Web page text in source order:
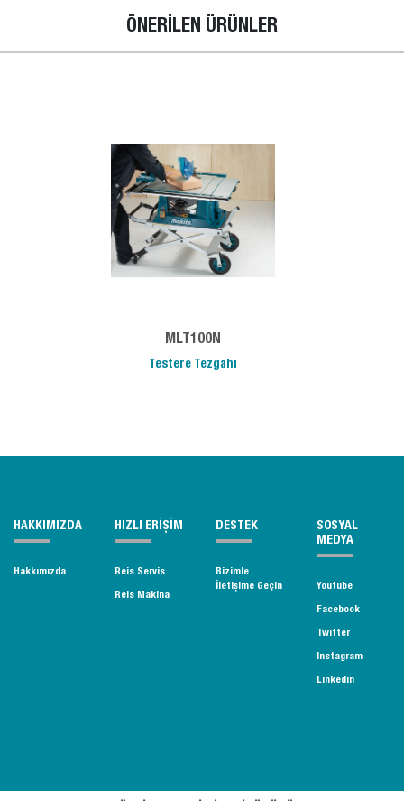
ÖNERİLEN ÜRÜNLER
MLT100N
Testere Tezgahı
HAKKIMIZDA
Hakkımızda
HIZLI ERİŞİM
Reis Servis
Reis Makina
DESTEK
Bizimle
İletişime Geçin
SOSYAL
MEDYA
Youtube
Facebook
Twitter
Instagram
Linkedin